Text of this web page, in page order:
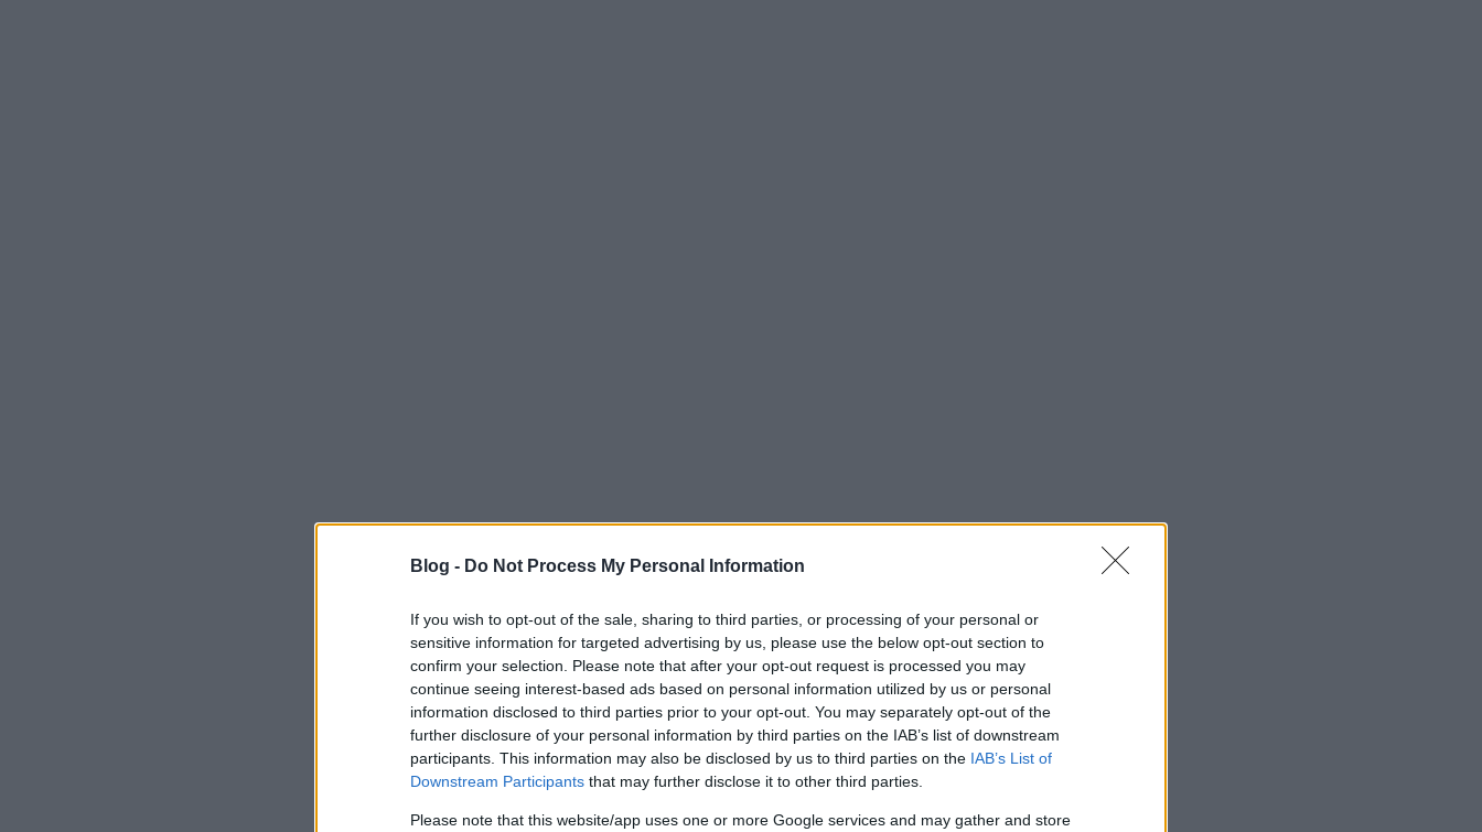
Blog - Do Not Process My Personal Information
If you wish to opt-out of the sale, sharing to third parties, or processing of your personal or
sensitive information for targeted advertising by us, please use the below opt-out section to
confirm your selection. Please note that after your opt-out request is processed you may
continue seeing interest-based ads based on personal information utilized by us or personal
information disclosed to third parties prior to your opt-out. You may separately opt-out of the
further disclosure of your personal information by third parties on the IAB’s list of downstream
participants. This information may also be disclosed by us to third parties on the IAB’s List of
Downstream Participants that may further disclose it to other third parties.
Please note that this website/app uses one or more Google services and may gather and store